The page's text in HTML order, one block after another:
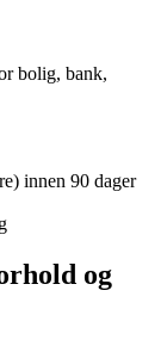
bolig, bank,
innen 90 dager
og